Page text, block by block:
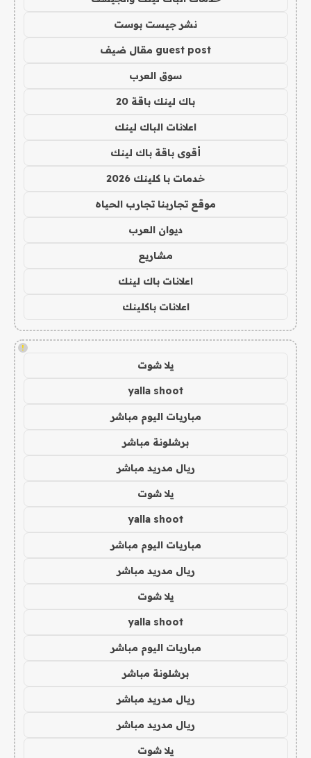
نشر جيست بوست
guest post مقال ضيف
سوق العرب
باك لينك باقة 20
اعلانات الباك لينك
أقوى باقة باك لينك
خدمات با كلينك 2026
موقع تجاربنا تجارب الحياه
ديوان العرب
مشاريع
اعلانات باك لينك
اعلانات باكلينك
!
يلا شوت
yalla shoot
مباريات اليوم مباشر
برشلونة مباشر
ريال مدريد مباشر
يلا شوت
yalla shoot
مباريات اليوم مباشر
ريال مدريد مباشر
يلا شوت
yalla shoot
مباريات اليوم مباشر
برشلونة مباشر
ريال مدريد مباشر
ريال مدريد مباشر
يلا شوت